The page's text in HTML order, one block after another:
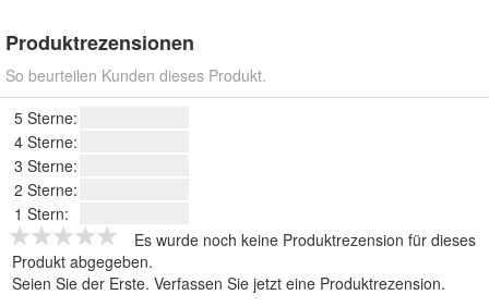
Produktrezensionen
So beurteilen Kunden dieses Produkt.
5 Sterne:
4 Sterne:
3 Sterne:
2 Sterne:
1 Stern:
Es wurde noch keine Produktrezension für dieses
Produkt abgegeben.
Seien Sie der Erste. Verfassen Sie jetzt eine Produktrezension.